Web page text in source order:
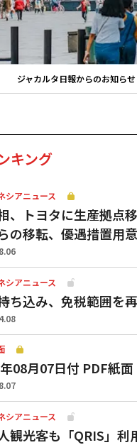
ジャカルタ日報からのお知らせ
キング
シアニュース
、トヨタに生産拠点
の移転、優遇措置用意
シアニュース
ち込み、免税範囲を
08月07日付 PDF紙面
シアニュース
観光客も「QRIS」利